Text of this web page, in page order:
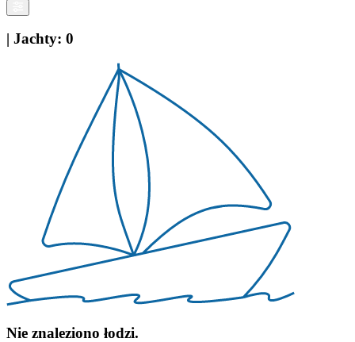
| Jachty: 0
Nie znaleziono łodzi.